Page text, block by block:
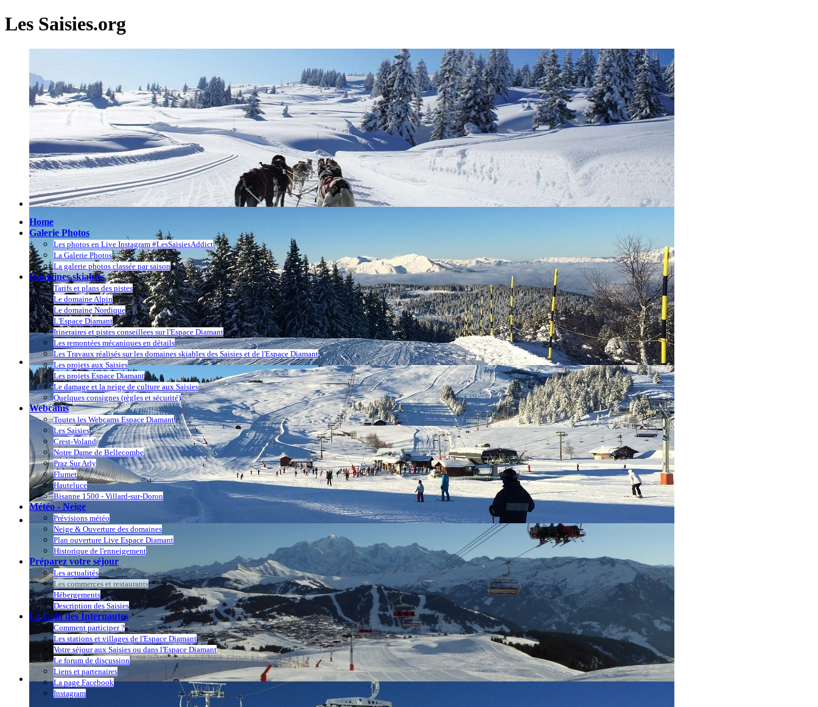
Les Saisies.org
Home
Galerie Photos
Les photos en Live Instagram #LesSaisiesAddict
La Galerie Photos
La galerie photos classée par saison
Domaines skiables
Tarifs et plans des pistes
Le domaine Alpin
Le domaine Nordique
L'Espace Diamant
Itineraires et pistes conseillees sur l'Espace Diamant
Les remontées mécaniques en détails
Les Travaux réalisés sur les domaines skiables des Saisies et de l'Espace Diamant
Les projets aux Saisies
Les projets Espace Diamant
Le damage et la neige de culture aux Saisies
Quelques consignes (règles et sécurité)
Webcams
Toutes les Webcams Espace Diamant
Les Saisies
Crest-Voland
Notre Dame de Bellecombe
Praz Sur Arly
Flumet
Hauteluce
Bisanne 1500 - Villard-sur-Doron
Météo - Neige
Prévisions météo
Neige & Ouverture des domaines
Plan ouverture Live Espace Diamant
Historique de l'enneigement
Préparez votre séjour
Les actualités
Les commerces et restaurants
Hébergements
Description des Saisies
Le Coin des Internautes
Comment participer ?
Les stations et villages de l'Espace Diamant
Votre séjour aux Saisies ou dans l'Espace Diamant
Le forum de discussion
Liens et partenaires
La page Facebook
Instagram